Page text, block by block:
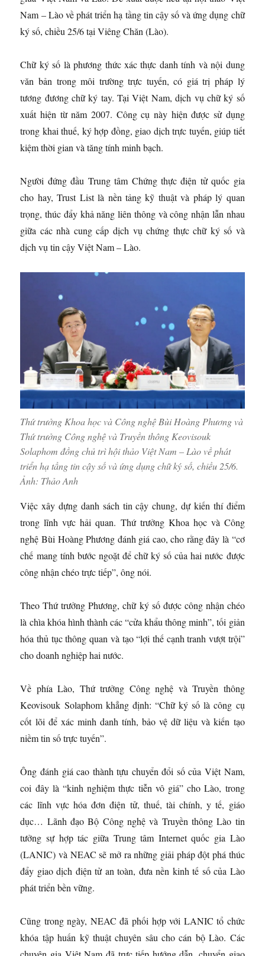
Nam – Lào về phát triển hạ tầng tin cậy số và ứng dụng chữ
ký số, chiều 25/6 tại Viêng Chăn (Lào).
Chữ ký số là phương thức xác thực danh tính và nội dung
văn bản trong môi trường trực tuyến, có giá trị pháp lý
tương đương chữ ký tay. Tại Việt Nam, dịch vụ chữ ký số
xuất hiện từ năm 2007. Công cụ này hiện được sử dụng
trong khai thuế, ký hợp đồng, giao dịch trực tuyến, giúp tiết
kiệm thời gian và tăng tính minh bạch.
Người đứng đầu Trung tâm Chứng thực điện tử quốc gia
cho hay, Trust List là nền tảng kỹ thuật và pháp lý quan
trọng, thúc đẩy khả năng liên thông và công nhận lẫn nhau
giữa các nhà cung cấp dịch vụ chứng thực chữ ký số và
dịch vụ tin cậy Việt Nam – Lào.
Thứ trưởng Khoa học và Công nghệ Bùi Hoàng Phương và
Thứ trưởng Công nghệ và Truyền thông Keovisouk
Solaphom đồng chủ trì hội thảo Việt Nam – Lào về phát
triển hạ tầng tin cậy số và ứng dụng chữ ký số, chiều 25/6.
Ảnh: Thảo Anh
Việc xây dựng danh sách tin cậy chung, dự kiến thí điểm
trong lĩnh vực hải quan. Thứ trưởng Khoa học và Công
nghệ Bùi Hoàng Phương đánh giá cao, cho rằng đây là “cơ
chế mang tính bước ngoặt để chữ ký số của hai nước được
công nhận chéo trực tiếp”, ông nói.
Theo Thứ trưởng Phương, chữ ký số được công nhận chéo
là chìa khóa hình thành các “cửa khẩu thông minh”, tối giản
hóa thủ tục thông quan và tạo “lợi thế cạnh tranh vượt trội”
cho doanh nghiệp hai nước.
Về phía Lào, Thứ trưởng Công nghệ và Truyền thông
Keovisouk Solaphom khẳng định: “Chữ ký số là công cụ
cốt lõi để xác minh danh tính, bảo vệ dữ liệu và kiến tạo
niềm tin số trực tuyến”.
Ông đánh giá cao thành tựu chuyển đổi số của Việt Nam,
coi đây là “kinh nghiệm thực tiễn vô giá” cho Lào, trong
các lĩnh vực hóa đơn điện tử, thuế, tài chính, y tế, giáo
dục… Lãnh đạo Bộ Công nghệ và Truyền thông Lào tin
tưởng sự hợp tác giữa Trung tâm Internet quốc gia Lào
(LANIC) và NEAC sẽ mở ra những giải pháp đột phá thúc
đẩy giao dịch điện tử an toàn, đưa nền kinh tế số của Lào
phát triển bền vững.
Cũng trong ngày, NEAC đã phối hợp với LANIC tổ chức
khóa tập huấn kỹ thuật chuyên sâu cho cán bộ Lào. Các